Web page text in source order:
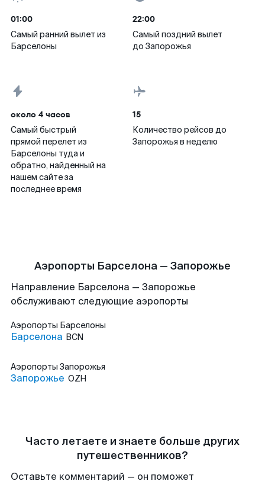
01:00
Самый ранний вылет из
Барселоны
22:00
Самый поздний вылет
до Запорожья
около 4 часов
Самый быстрый
прямой перелет из
Барселоны туда и
обратно, найденный на
нашем сайте за
последнее время
15
Количество рейсов до
Запорожья в неделю
Аэропорты Барселона — Запорожье
Направление Барселона — Запорожье
обслуживают следующие аэропорты
Аэропорты Барселоны
Барселона BCN
Аэропорты Запорожья
Запорожье OZH
Часто летаете и знаете больше других
путешественников?
Оставьте комментарий — он поможет